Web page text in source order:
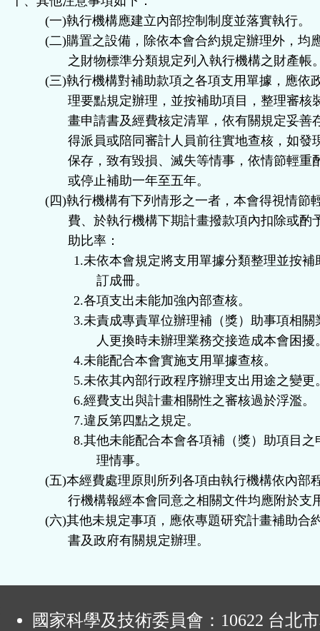
(一)執行機構應建立內部控制制度並落實執行。
(二)購置之設備，除依本會合約規定辦理外，均
之財物標準分類規定列入執行機構之財產帳
(三)執行機構對補助款項之各項支用單據，應依
理要點規定辦理，並按補助項目，整理審核
畫申請書及經費核定清單，依有關規定妥善
得派員或陪同審計人員前往實地查核，如發
保存，致有毀損、滅失等情事，依情節輕重
或停止補助一年至五年。
(四)執行機構有下列情形之一者，本會得視情節
費、於執行機構下期計畫撥款項內扣除或酌
助比率：
1.未依本會規定將支用單據分類整理並按補
訂成冊。
2.各項支出未能加強內部查核。
3.未責成專責單位辦理補（獎）助事項相關
人更換時未辦理業務交接造成本會困擾
4.未能配合本會實施支用單據查核。
5.未依其內部行政程序辦理支出用途之變更
6.經費支出與計畫相關性之審核過於浮濫。
7.違反第四點之規定。
8.其他未能配合本會各項補（獎）助項目之
理情事。
(五)本經費處理原則所列各項由執行機構依內部
行機構報經本會同意之相關文件均應附於支
(六)其他未規定事項，應依專題研究計畫補助合
書及政府有關規定辦理。
國家科學及技術委員會：10622 台北